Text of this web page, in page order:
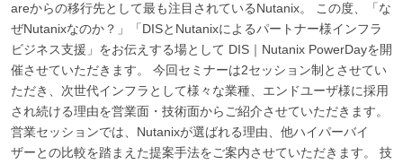
areからの移行先として最も注目されているNutanix。 この度、「な
ぜNutanixなのか？」「DISとNutanixによるパートナー様インフラ
ビジネス支援」をお伝えする場として DIS｜Nutanix PowerDayを開
催させていただきます。 今回セミナーは2セッション制とさせてい
ただき、次世代インフラとして様々な業種、エンドユーザ様に採用
され続ける理由を営業面・技術面からご紹介させていただきます。
営業セッションでは、Nutanixが選ばれる理由、他ハイパーバイ
ザーとの比較を踏まえた提案手法をご案内させていただきます。 技